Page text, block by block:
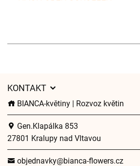
KONTAKT
BIANCA-květiny | Rozvoz květin
Gen.Klapálka 853
27801 Kralupy nad Vltavou
objednavky@bianca-flowers.cz